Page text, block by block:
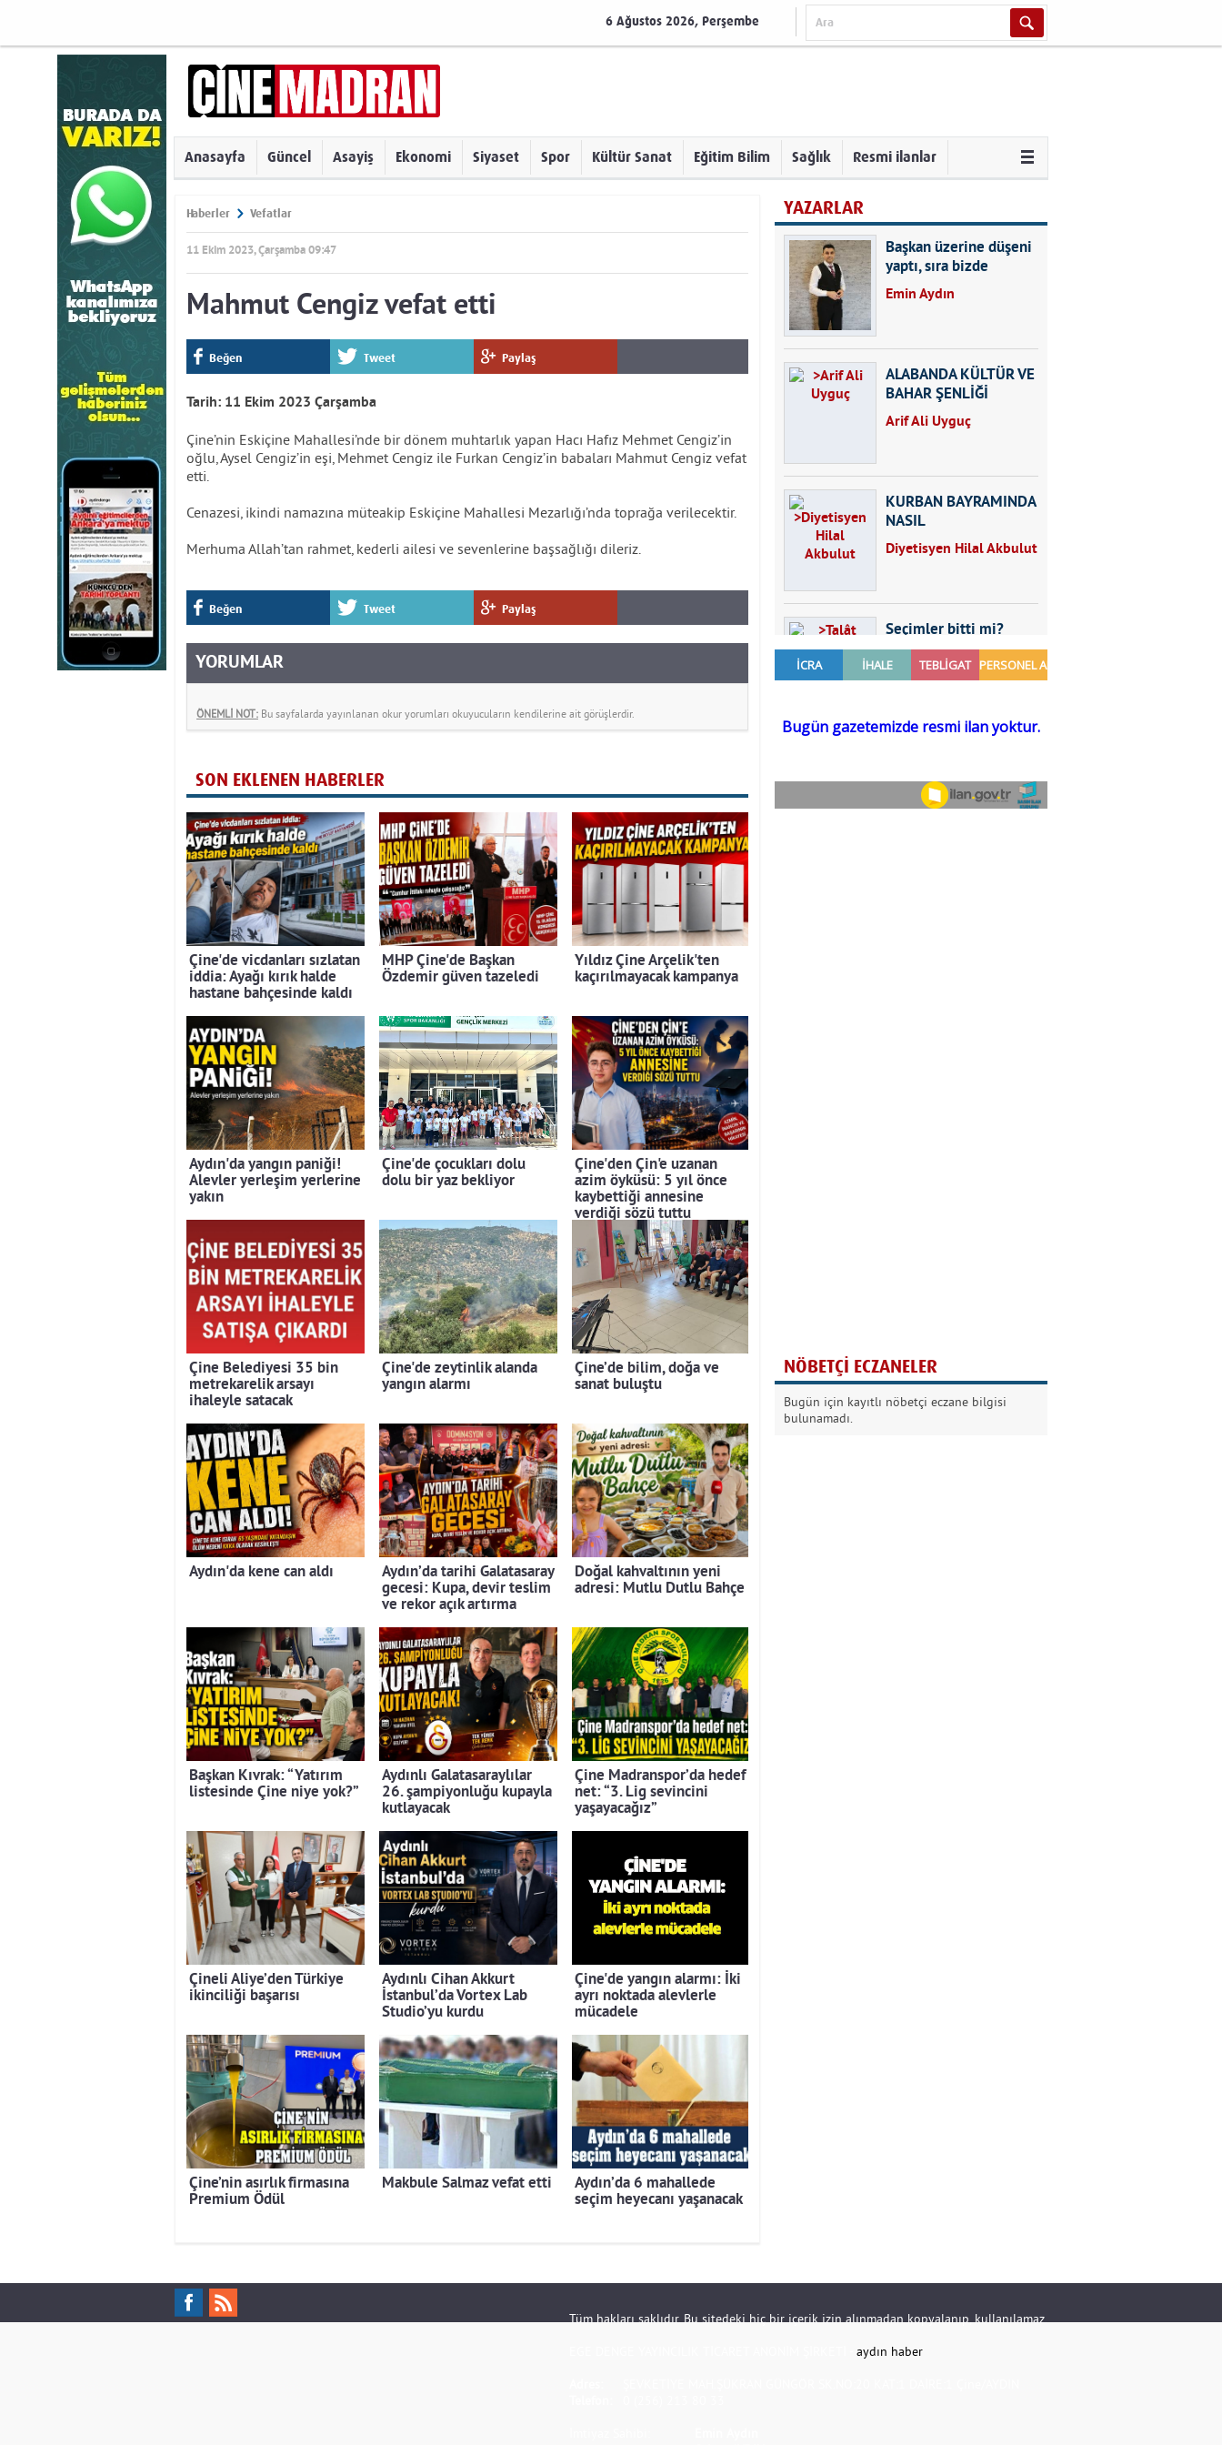
6 Ağustos 2026, Perşembe
Anasayfa Güncel Asayiş Ekonomi Siyaset Spor Kültür Sanat Eğitim Bilim Sağlık Resmi ilanlar
Haberler Vefatlar
11 Ekim 2023, Çarşamba 09:47
Mahmut Cengiz vefat etti
Beğen Tweet Paylaş
Tarih: 11 Ekim 2023 Çarşamba
Çine’nin Eskiçine Mahallesi’nde bir dönem muhtarlık yapan Hacı Hafız Mehmet Cengiz’in
oğlu, Aysel Cengiz’in eşi, Mehmet Cengiz ile Furkan Cengiz’in babaları Mahmut Cengiz vefat
etti.
Cenazesi, ikindi namazına müteakip Eskiçine Mahallesi Mezarlığı’nda toprağa verilecektir.
Merhuma Allah’tan rahmet, kederli ailesi ve sevenlerine başsağlığı dileriz.
Beğen Tweet Paylaş
YORUMLAR
ÖNEMLİ NOT: Bu sayfalarda yayınlanan okur yorumları okuyucuların kendilerine ait görüşlerdir.
SON EKLENEN HABERLER
Çine'de vicdanları sızlatan
iddia: Ayağı kırık halde
hastane bahçesinde kaldı
MHP Çine'de Başkan
Özdemir güven tazeledi
Yıldız Çine Arçelik'ten
kaçırılmayacak kampanya
Aydın'da yangın paniği!
Alevler yerleşim yerlerine
yakın
Çine'de çocukları dolu
dolu bir yaz bekliyor
Çine'den Çin'e uzanan
azim öyküsü: 5 yıl önce
kaybettiği annesine
verdiği sözü tuttu
Çine Belediyesi 35 bin
metrekarelik arsayı
ihaleyle satacak
Çine'de zeytinlik alanda
yangın alarmı
Çine’de bilim, doğa ve
sanat buluştu
Aydın'da kene can aldı
Aydın’da tarihi Galatasaray
gecesi: Kupa, devir teslim
ve rekor açık artırma
Doğal kahvaltının yeni
adresi: Mutlu Dutlu Bahçe
Başkan Kıvrak: “Yatırım
listesinde Çine niye yok?”
Aydınlı Galatasaraylılar
26. şampiyonluğu kupayla
kutlayacak
Çine Madranspor’da hedef
net: “3. Lig sevincini
yaşayacağız”
Çineli Aliye’den Türkiye
ikinciliği başarısı
Aydınlı Cihan Akkurt
İstanbul’da Vortex Lab
Studio’yu kurdu
Çine'de yangın alarmı: İki
ayrı noktada alevlerle
mücadele
Çine’nin asırlık firmasına
Premium Ödül
Makbule Salmaz vefat etti
Aydın’da 6 mahallede
seçim heyecanı yaşanacak
YAZARLAR
Başkan üzerine düşeni
yaptı, sıra bizde
Emin Aydın
ALABANDA KÜLTÜR VE
BAHAR ŞENLİĞİ
Arif Ali Uyguç
KURBAN BAYRAMINDA
NASIL
BESLENMELİYİZ?
Diyetisyen Hilal Akbulut
Seçimler bitti mi?
Talât Yörük
Sezgin MADRAN
Kurban Bayramında
Dikkat!
NÖBETÇİ ECZANELER
Bugün için kayıtlı nöbetçi eczane bilgisi
bulunamadı.
Tüm hakları saklıdır. Bu sitedeki hiç bir içerik izin alınmadan kopyalanıp, kullanılamaz.
aydın haber